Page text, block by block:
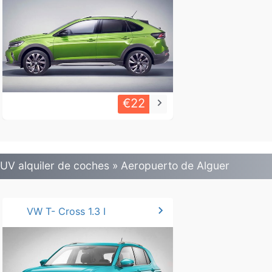
€22 keyboard_arrow_right
alquiler de coches » Aeropuerto de Alguer
VW T- Cross 1.3 I chevron_right